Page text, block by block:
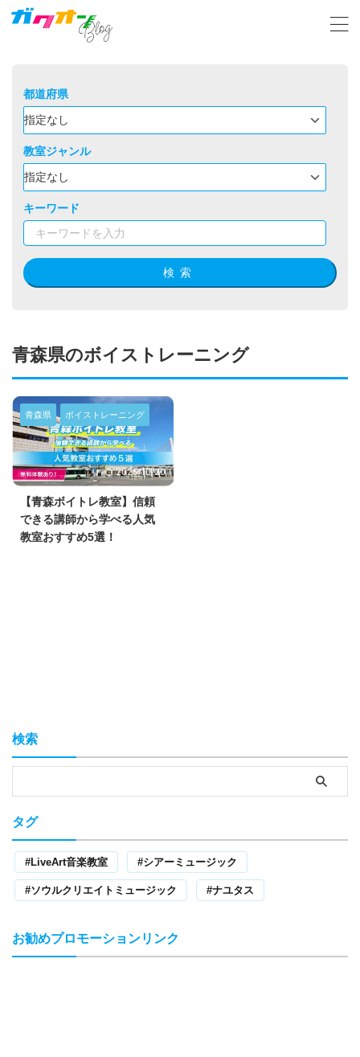
都道府県
教室ジャンル
キーワード
検索
青森県のボイストレーニング
青森県 ボイストレーニング
2025/10/20
【青森ボイトレ教室】信頼
できる講師から学べる人気
教室おすすめ5選！
検索
タグ
LiveArt音楽教室 シアーミュージック
ソウルクリエイトミュージック ナユタス
お勧めプロモーションリンク